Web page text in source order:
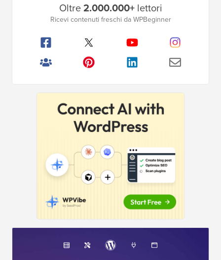
Oltre2.000.000+lettori
Ricevi contenuti freschi da WPBeginner